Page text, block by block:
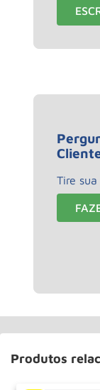
Tire
Produtos